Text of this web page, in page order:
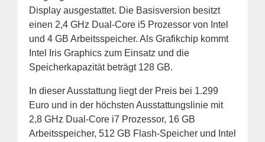
Display ausgestattet. Die Basisversion besitzt
einen 2,4 GHz Dual-Core i5 Prozessor von Intel
und 4 GB Arbeitsspeicher. Als Grafikchip kommt
Intel Iris Graphics zum Einsatz und die
Speicherkapazität beträgt 128 GB.
In dieser Ausstattung liegt der Preis bei 1.299
Euro und in der höchsten Ausstattungslinie mit
2,8 GHz Dual-Core i7 Prozessor, 16 GB
Arbeitsspeicher, 512 GB Flash-Speicher und Intel